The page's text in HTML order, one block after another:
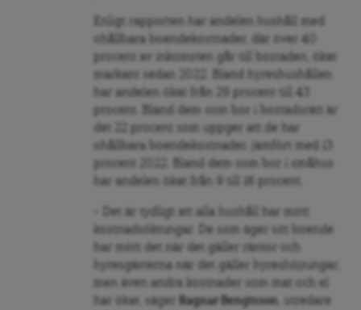
Enligt rapporten har andelen hushåll med
ohållbara boendekostnader, där över 40
procent av inkomsten går till bostaden, ökat
markant sedan 2022. Bland hyreshushållen
har andelen ökat från 29 procent till 43
procent. Bland dem som bor i bostadsrätt är
det 22 procent som uppger att de har
ohållbara boendekostnader, jämfört med 13
procent 2022. Bland dem som bor i småhus
har andelen ökat från 9 till 16 procent.
– Det är tydligt att alla hushåll har mött
kostnadsökningar. De som äger sitt boende
har mött det när det gäller räntor och
hyresgästerna när det gäller hyreshöjningar,
men även andra kostnader som mat och el
har ökat, säger
Ragnar Bengtsson , utredare